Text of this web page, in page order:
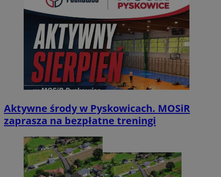
Aktywne środy w Pyskowicach. MOSiR
zaprasza na bezpłatne treningi